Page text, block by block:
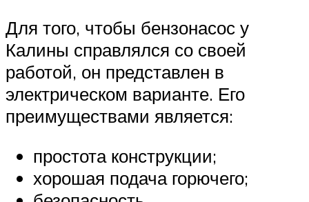
Для того, чтобы бензонасос у
Калины справлялся со своей
работой, он представлен в
электрическом варианте. Его
преимуществами является:
простота конструкции;
хорошая подача горючего;